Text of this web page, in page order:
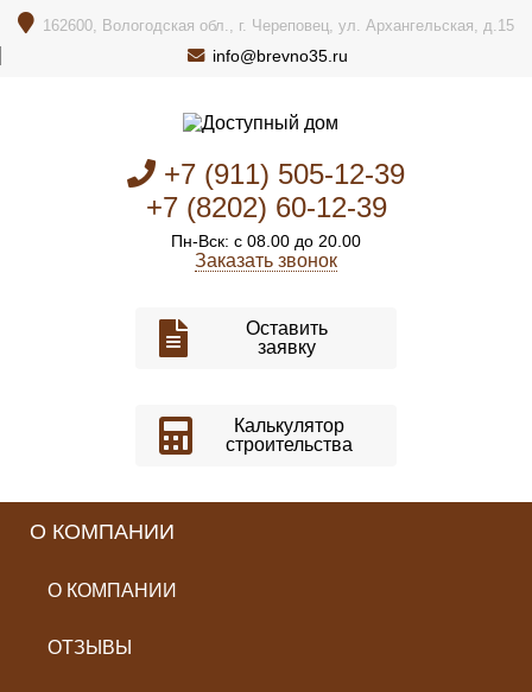
162600, Вологодская обл., г. Череповец, ул. Архангельская, д.15
info@brevno35.ru
+7 (911) 505-12-39
+7 (8202) 60-12-39
Пн-Вск: с 08.00 до 20.00
Заказать звонок
Оставить
заявку
Калькулятор
строительства
О КОМПАНИИ
О КОМПАНИИ
ОТЗЫВЫ